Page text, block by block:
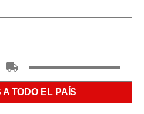
A TODO EL PAÍS